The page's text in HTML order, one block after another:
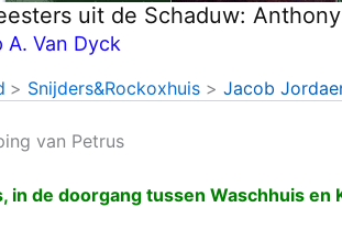
uit de Schaduw:
Van Dyck
Snijders&Rockoxhuis Jacob
van Petrus
in de doorgang tussen Waschhuis